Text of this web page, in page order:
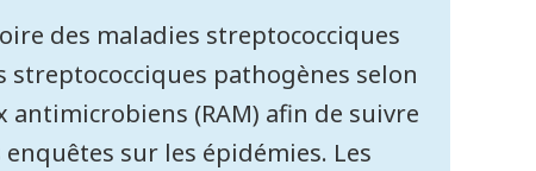
des maladies streptococciques
streptococciques pathogènes selon
(RAM) afin de suivre
sur les épidémies. Les